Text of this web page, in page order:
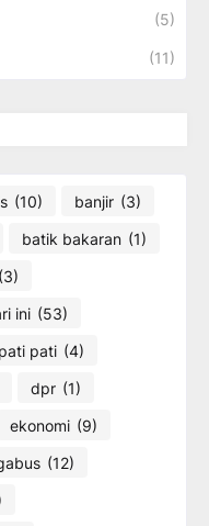
(5)
(11)
(10) banjir (3)
batik bakaran (1)
(3)
ini (53)
pati (4)
dpr (1)
ekonomi (9)
(12)